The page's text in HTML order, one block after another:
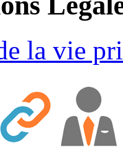
la vie